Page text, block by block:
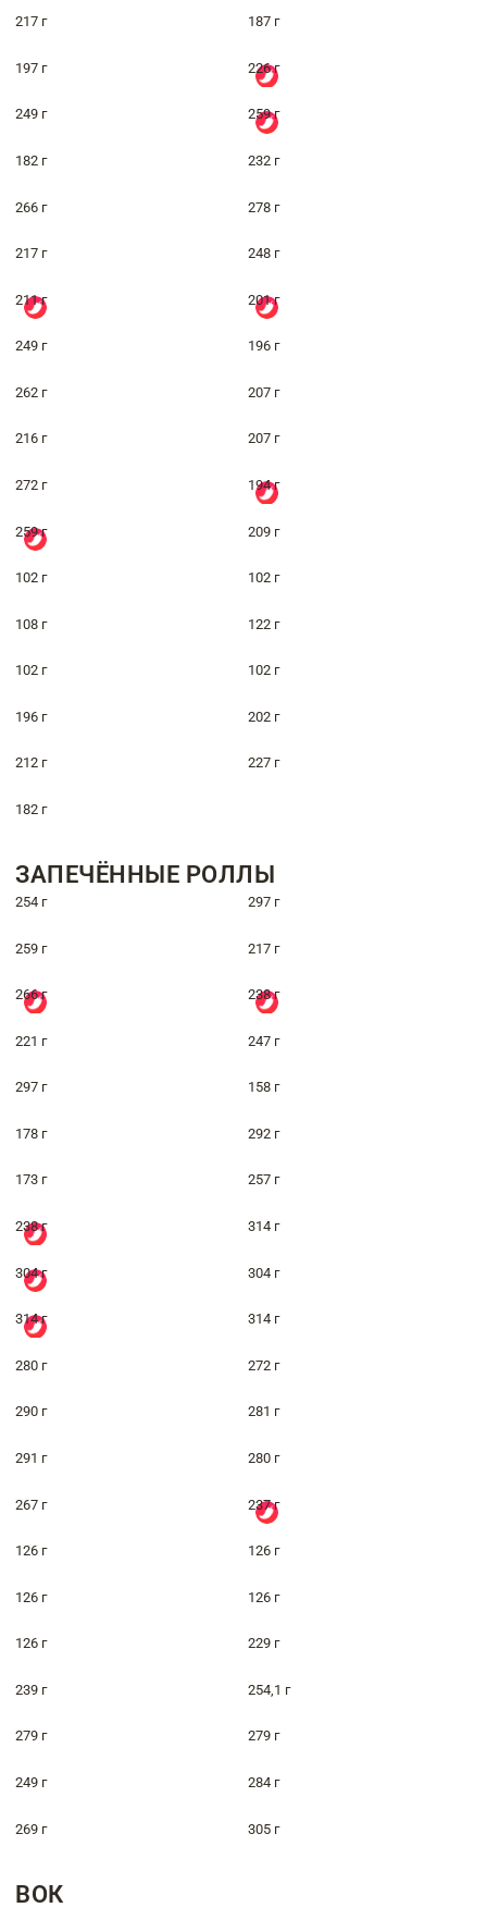
217 г 187 г
197 г 226 г
249 г 259 г
182 г 232 г
266 г 278 г
217 г 248 г
211 г 201 г
249 г 196 г
262 г 207 г
216 г 207 г
272 г 194 г
259 г 209 г
102 г 102 г
108 г 122 г
102 г 102 г
196 г 202 г
212 г 227 г
182 г
ЗАПЕЧЁННЫЕ РОЛЛЫ
254 г 297 г
259 г 217 г
266 г 238 г
221 г 247 г
297 г 158 г
178 г 292 г
173 г 257 г
238 г 314 г
304 г 304 г
314 г 314 г
280 г 272 г
290 г 281 г
291 г 280 г
267 г 237 г
126 г 126 г
126 г 126 г
126 г 229 г
239 г 254,1 г
279 г 279 г
249 г 284 г
269 г 305 г
ВОК